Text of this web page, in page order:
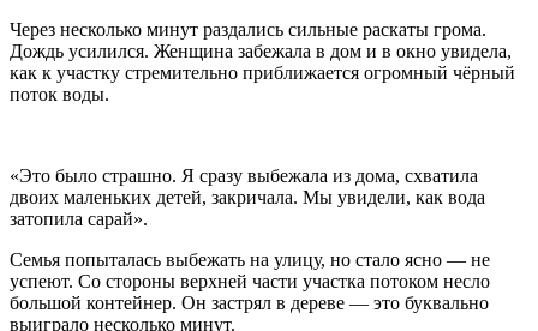
Через несколько минут раздались сильные раскаты грома.
Дождь усилился. Женщина забежала в дом и в окно увидела,
как к участку стремительно приближается огромный чёрный
поток воды.
«Это было страшно. Я сразу выбежала из дома, схватила
двоих маленьких детей, закричала. Мы увидели, как вода
затопила сарай».
Семья попыталась выбежать на улицу, но стало ясно — не
успеют. Со стороны верхней части участка потоком несло
большой контейнер. Он застрял в дереве — это буквально
выиграло несколько минут.